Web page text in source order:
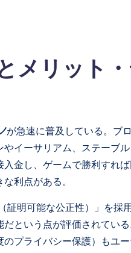
メリット
が急速に普及している。ブ
イーサリアム、ステーブル
金し、ゲームで勝利すれ
利点がある。
明可能な公正性）」を採
という点が評価されてい
プライバシー保護）もユ